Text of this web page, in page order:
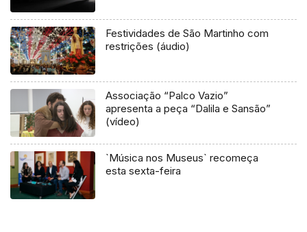
Festividades de São Martinho com
restrições (áudio)
Associação “Palco Vazio”
apresenta a peça “Dalila e Sansão”
(vídeo)
`Música nos Museus` recomeça
esta sexta-feira